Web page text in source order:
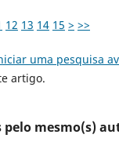
12 13 14 15 > >>
uma pesquisa
artigo.
mesmo(s)